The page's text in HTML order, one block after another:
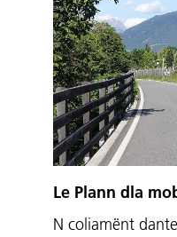
Le Plann dla
N coliamënt